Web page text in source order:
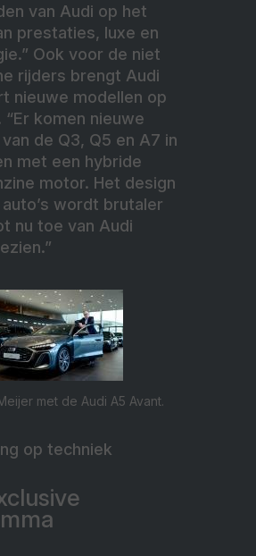
van Audi op het
prestaties, luxe en
Ook voor de niet
rijders brengt Audi
nieuwe modellen op
komen nieuwe
de Q3, Q5 en A7 in
met een hybride
motor. Het design
wordt brutaler
nu toe van Audi
met de Audi A5 Avant.
op techniek